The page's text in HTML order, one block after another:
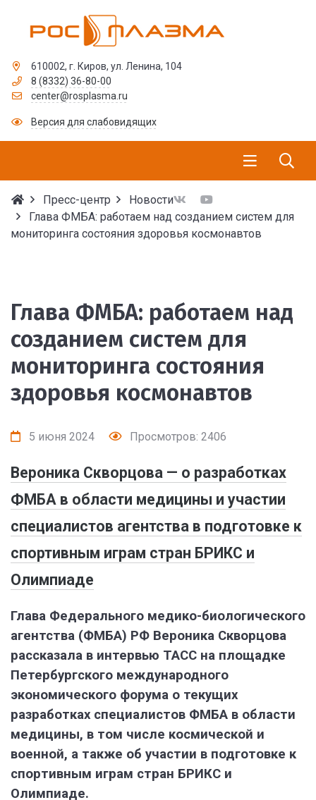
610002, г. Киров, ул. Ленина, 104
8 (8332) 36-80-00
center@rosplasma.ru
Версия для слабовидящих
Пресс-центр
Новости
Глава ФМБА: работаем над созданием систем для
мониторинга состояния здоровья космонавтов
Глава ФМБА: работаем над
созданием систем для
мониторинга состояния
здоровья космонавтов
5 июня 2024 Просмотров: 2406
Вероника Скворцова — о разработках
ФМБА в области медицины и участии
специалистов агентства в подготовке к
спортивным играм стран БРИКС и
Олимпиаде
Глава Федерального медико-биологического
агентства (ФМБА) РФ Вероника Скворцова
рассказала в интервью ТАСС на площадке
Петербургского международного
экономического форума о текущих
разработках специалистов ФМБА в области
медицины, в том числе космической и
военной, а также об участии в подготовке к
спортивным играм стран БРИКС и
Олимпиаде.